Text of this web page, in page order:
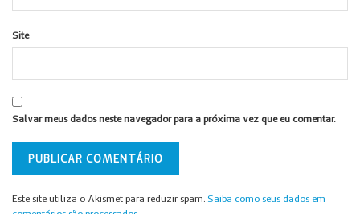
Site
Salvar meus dados neste navegador para a próxima vez que eu comentar.
Este site utiliza o Akismet para reduzir spam. Saiba como seus dados em